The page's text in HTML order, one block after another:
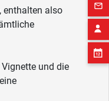
mail_outline
enthalten also
und die